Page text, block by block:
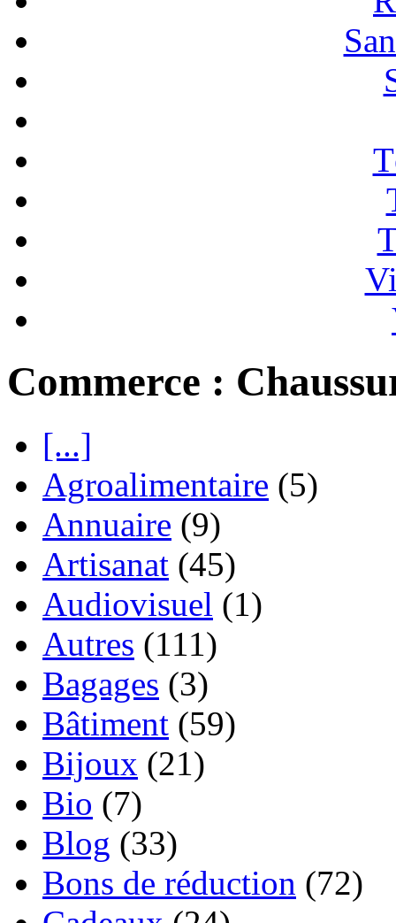
Commerce :
[...]
Agroalimentaire (5)
Annuaire (9)
Artisanat (45)
Audiovisuel (1)
Autres (111)
Bagages (3)
Bâtiment (59)
Bijoux (21)
Bio (7)
Blog (33)
Bons de réduction (72)